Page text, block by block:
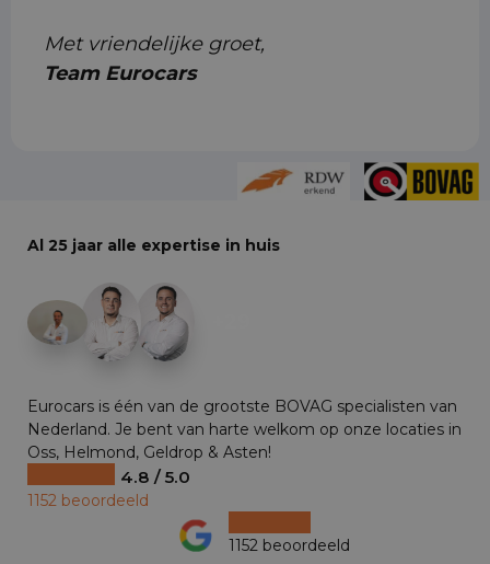
Met vriendelijke groet,
Team Eurocars
Al 25 jaar alle expertise in huis
Eurocars is één van de grootste BOVAG specialisten van
Nederland. Je bent van harte welkom op onze locaties in
Oss, Helmond, Geldrop & Asten!
4.8 / 5.0
1152 beoordeeld
1152 beoordeeld